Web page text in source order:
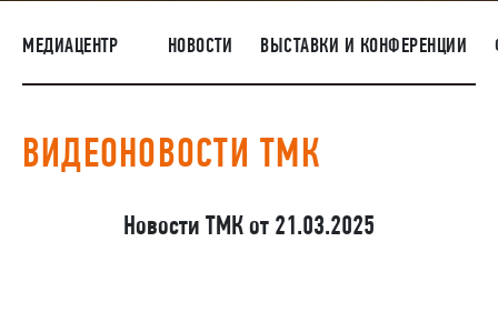
ПОСТАВЩИКАМ
R&D
КОРПОРАТИВНЫЙ УНИВЕРСИТЕТ TMK2U
КОМПЛАЕНС
МЕДИАЦЕНТР НОВОСТИ ВЫСТАВКИ И КОНФЕРЕНЦИИ
ВИДЕОНОВОСТИ ТМК
Новости ТМК от 21.03.2025